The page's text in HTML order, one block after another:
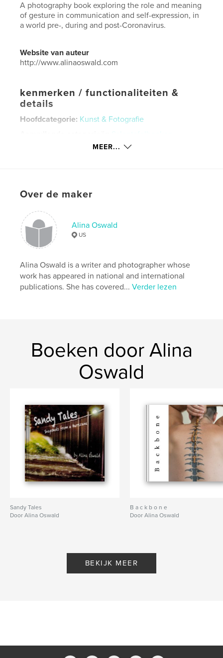
A photography book exploring the role and meaning
of gesture in communication and self-expression, in
a world pre-, during and post-Coronavirus.
Website van auteur
http://www.alinaoswald.com
kenmerken / functionaliteiten &
details
Hoofdcategorie: Kunst & Fotografie
Klein vierkant, 18×18 cm
Taal
English
bnw ,
photography
MEER...
Over de maker
Alina Oswald
US
Alina Oswald is a writer and photographer whose
work has appeared in national and international
publications. She has covered...Verder lezen
Boeken door Alina
Oswald
Sandy Tales
Door Alina Oswald
B a c k b o n e
Door Alina Oswald
BEKIJK MEER